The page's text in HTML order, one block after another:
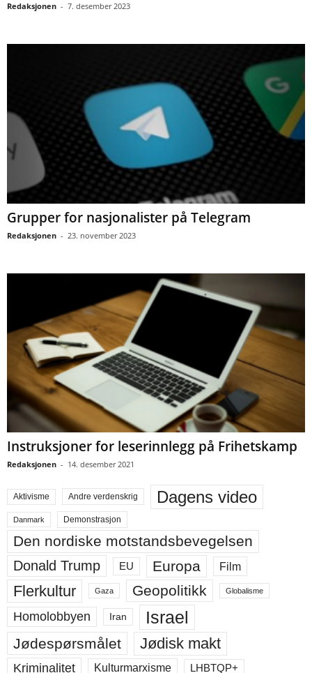
Redaksjonen - 7. desember 2023
Grupper for nasjonalister på Telegram
Redaksjonen - 23. november 2023
Instruksjoner for leserinnlegg på Frihetskamp
Redaksjonen - 14. desember 2021
Aktivisme Andre verdenskrig Dagens video
Danmark Demonstrasjon
Den nordiske motstandsbevegelsen
Donald Trump EU Europa Film
Flerkultur Gaza Geopolitikk Globalisme
Homolobbyen Iran Israel
Jødespørsmålet Jødisk makt
Kriminalitet Kulturmarxisme LHBTQP+